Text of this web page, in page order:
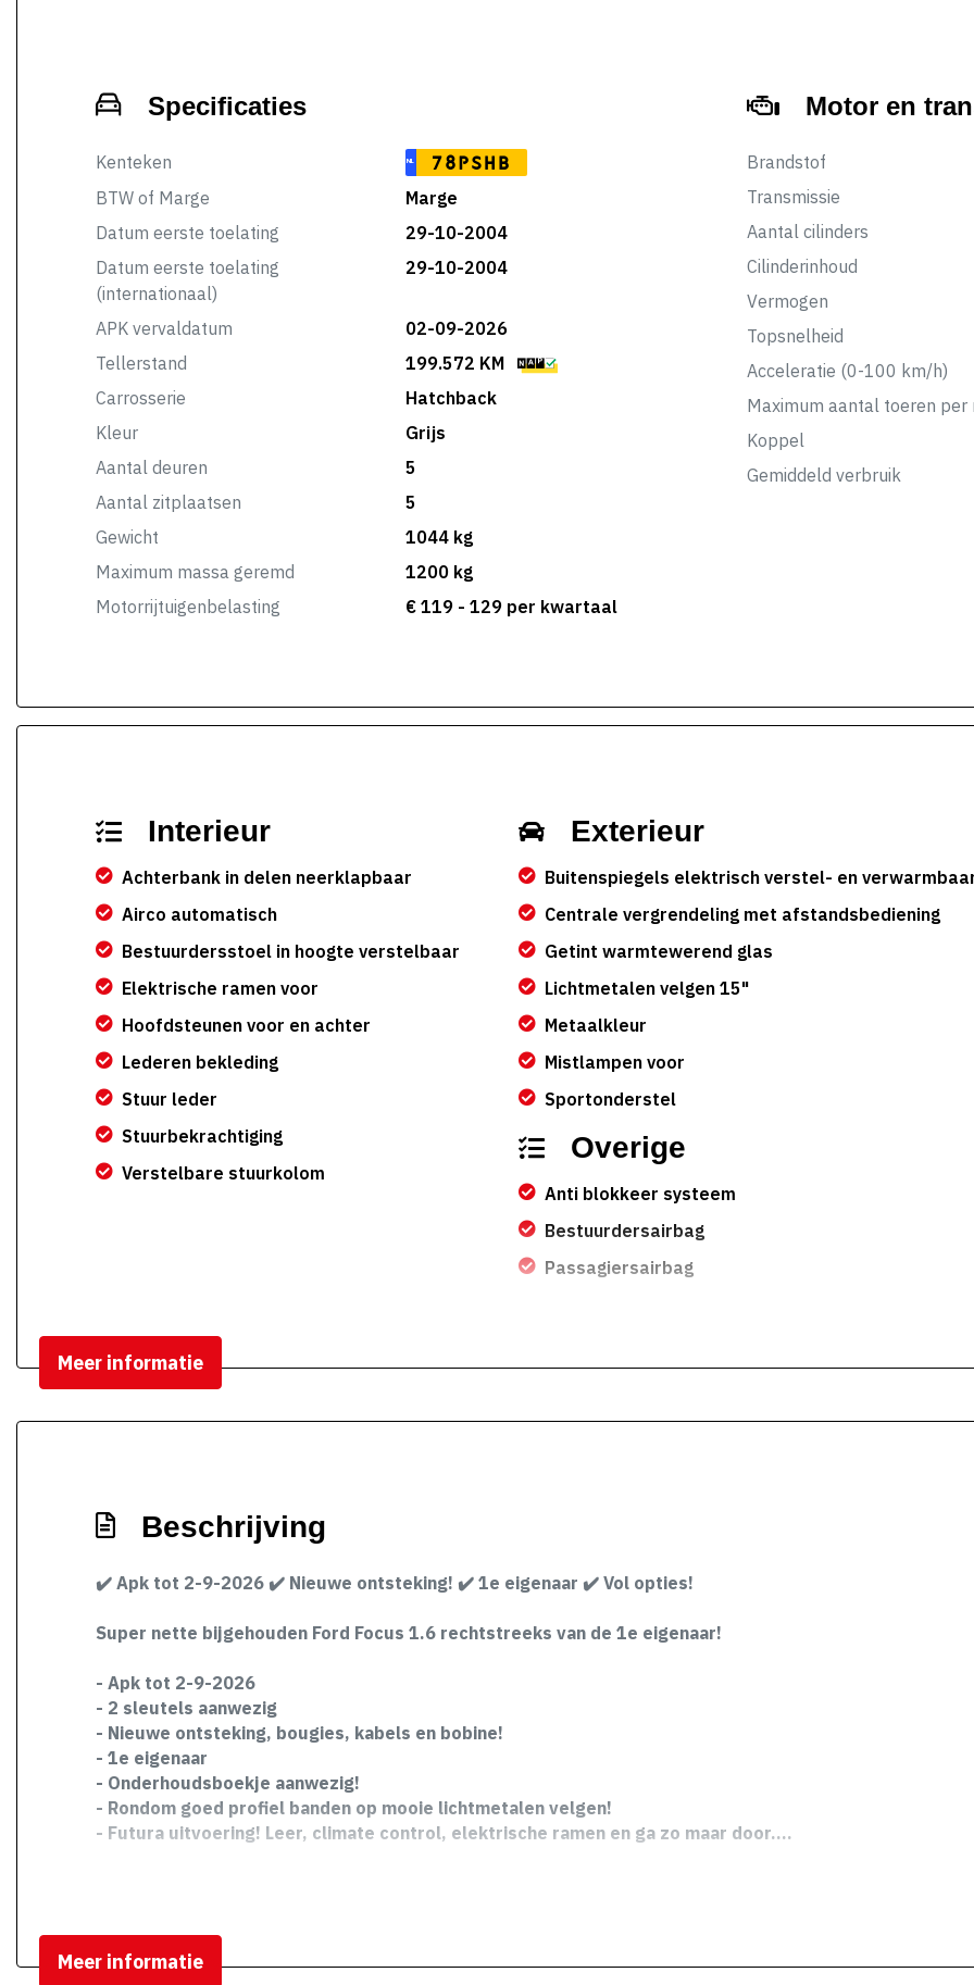
Specificaties
Kenteken NL
78PSHB
BTW of Marge
Marge
Datum eerste toelating
29-10-2004
Datum eerste toelating
(internationaal)
29-10-2004
APK vervaldatum
02-09-2026
Tellerstand
199.572 KM
Carrosserie
Hatchback
Kleur
Grijs
Aantal deuren
5
Aantal zitplaatsen
5
Gewicht
1044 kg
Maximum massa geremd
1200 kg
Motorrijtuigenbelasting
€ 119 - 129 per kwartaal
Motor en
Brandstof
Transmissie
Aantal cilinders
Cilinderinhoud
Vermogen
Topsnelheid
Acceleratie (0-100 km/h)
Maximum aantal toeren per
Koppel
Gemiddeld verbruik
Interieur
Achterbank in delen neerklapbaar
Airco automatisch
Bestuurdersstoel in hoogte verstelbaar
Elektrische ramen voor
Hoofdsteunen voor en achter
Lederen bekleding
Stuur leder
Stuurbekrachtiging
Verstelbare stuurkolom
Exterieur
Buitenspiegels elektrisch verstel- en
Centrale vergrendeling met afstandsbediening
Getint warmtewerend glas
Lichtmetalen velgen 15"
Metaalkleur
Mistlampen voor
Sportonderstel
Overige
Anti blokkeer systeem
Bestuurdersairbag
Passagiersairbag
Meer informatie
Beschrijving
✔️ Apk tot 2-9-2026 ✔️ Nieuwe ontsteking! ✔️ 1e eigenaar ✔️ Vol opties!
Super nette bijgehouden Ford Focus 1.6 rechtstreeks van de 1e eigenaar!
- Apk tot 2-9-2026
- 2 sleutels aanwezig
- Nieuwe ontsteking, bougies, kabels en bobine!
- 1e eigenaar
- Onderhoudsboekje aanwezig!
- Rondom goed profiel banden op mooie lichtmetalen velgen!
- Futura uitvoering! Leer, climate control, elektrische ramen en ga zo maar door….
Meer informatie